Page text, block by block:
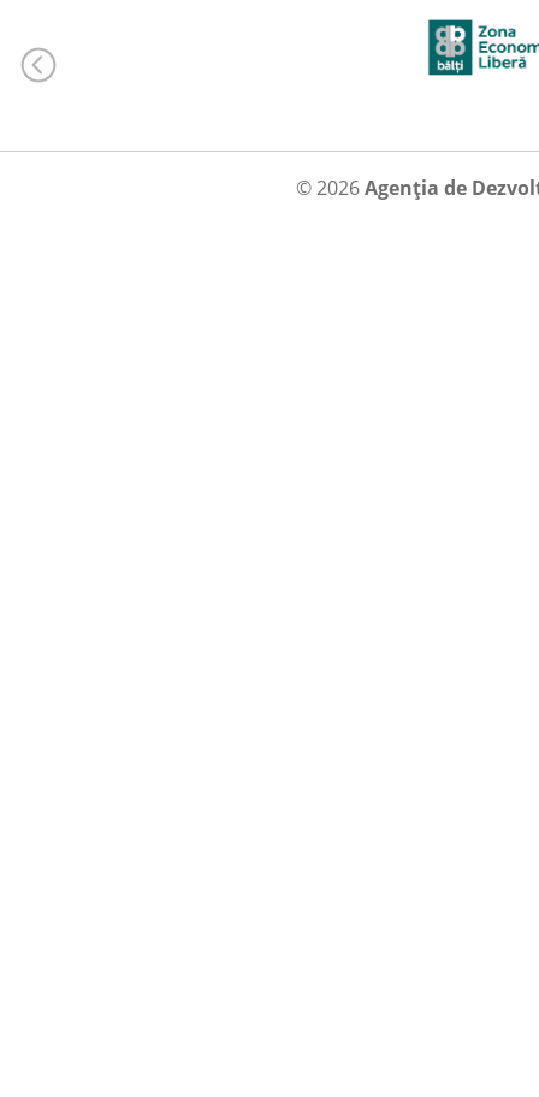
© 2026Agenția de